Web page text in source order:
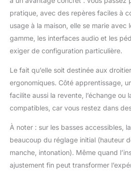
pratique, avec des repères faciles à
usage à la maison, elle se marie avec
gamme, les interfaces audio et les
exiger de configuration particulière.
Le fait qu’elle soit destinée aux
ergonomiques. Côté apprentissage,
facilite aussi la revente, l’échange ou
compatibles, car vous restez dans
À noter : sur les basses accessibles,
beaucoup du réglage initial (hauteur
manche, intonation). Même quand
ajustement fin peut transformer